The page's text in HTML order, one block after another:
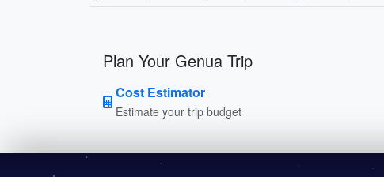
Plan Your Genua Trip
Cost Estimator
Estimate your trip budget